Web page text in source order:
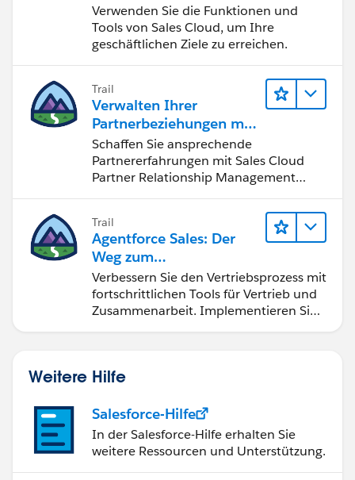
Verwenden Sie die Funktionen und
Tools von Sales Cloud, um Ihre
geschäftlichen Ziele zu erreichen.
Trail
Verwalten Ihrer
Partnerbeziehungen mit
Sales Cloud PRM
Schaffen Sie ansprechende
Partnererfahrungen mit Sales Cloud
Partner Relationship Management
Trail
Agentforce Sales: Der
Weg zum
Vertriebsspezialisten
Verbessern Sie den Vertriebsprozess mit
fortschrittlichen Tools für Vertrieb und
Zusammenarbeit. Implementieren Sie
Weitere Hilfe
Salesforce-Hilfe
In der Salesforce-Hilfe erhalten Sie
weitere Ressourcen und Unterstützung.